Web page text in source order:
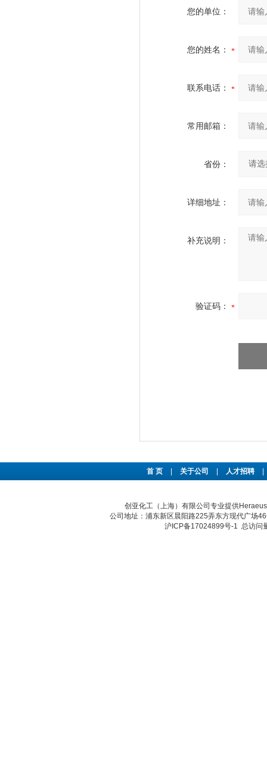
您的单位：
您的姓名：
联系电话：
常用邮箱：
省份：
详细地址：
补充说明：
验证码：
首 页 关于公司 人才招聘
创亚化工（上海）有限公司专业提供
公司地址：浦东新区晨阳路225弄东方现代广场
沪ICP备17024899号-1 总访问